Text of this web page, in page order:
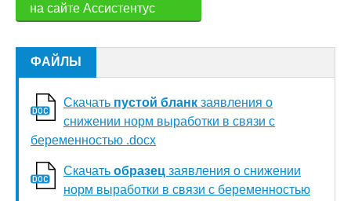
на сайте Ассистентус
ФАЙЛЫ
Скачать пустой бланк заявления о
снижении норм выработки в связи с
беременностью .docx
Скачать образец заявления о снижении
норм выработки в связи с беременностью